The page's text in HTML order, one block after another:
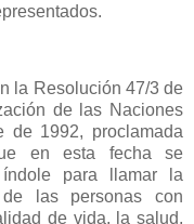
la Resolución 47/3 de
de las Naciones
de 1992, proclamada
en esta fecha se
para llamar la
las personas con
de vida, la salud,